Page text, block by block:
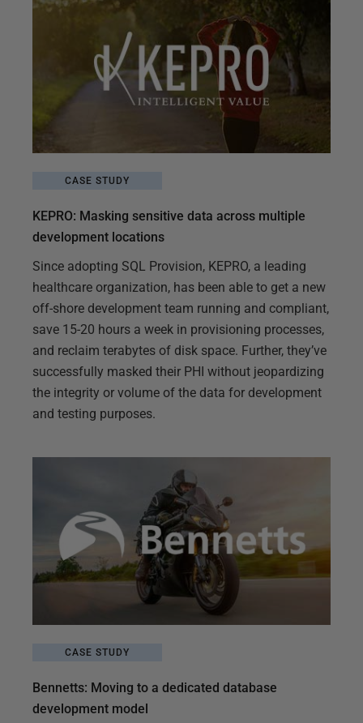
CASE STUDY
KEPRO: Masking sensitive data across multiple
development locations
Since adopting SQL Provision, KEPRO, a leading
healthcare organization, has been able to get a new
off-shore development team running and compliant,
save 15-20 hours a week in provisioning processes,
and reclaim terabytes of disk space. Further, they’ve
successfully masked their PHI without jeopardizing
the integrity or volume of the data for development
and testing purposes.
CASE STUDY
Bennetts: Moving to a dedicated database
development model